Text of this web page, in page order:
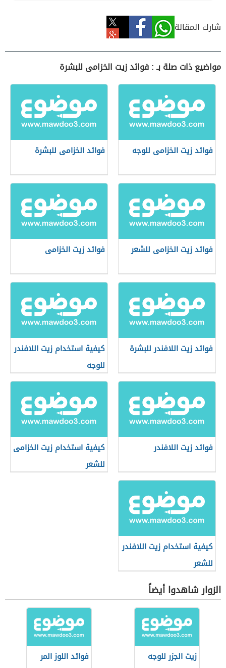
شارك المقالة
مواضيع ذات صلة بـ : فوائد زيت الخزامى للبشرة
فوائد زيت الخزامى للوجه فوائد الخزامى للبشرة
فوائد زيت الخزامى للشعر فوائد زيت الخزامى
فوائد زيت اللافندر للبشرة
كيفية استخدام زيت اللافندر
للوجه
فوائد زيت اللافندر
كيفية استخدام زيت الخزامى
للشعر
كيفية استخدام زيت اللافندر
للشعر
الزوار شاهدوا أيضاً
زيت الجزر للوجه
فوائد اللوز المر